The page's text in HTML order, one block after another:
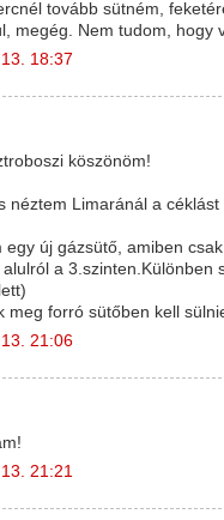
tovább sütném,
megég. Nem tudom, hogy
18:37
köszönöm!
néztem Limaránál a
egy új gázsütő, amiben
a
meg forró sütőben kell
21:06
21:21